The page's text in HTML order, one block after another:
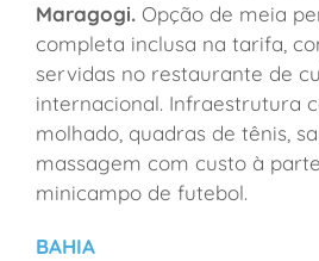
Maragogi. Opção de meia
completa inclusa na tarifa,
servidas no restaurante de
internacional. Infraestrutura
molhado, quadras de tênis,
massagem com custo à
minicampo de futebol.
BAHIA